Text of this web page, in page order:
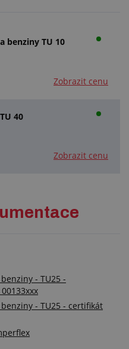
benziny TU 10
Zobrazit cenu
40
Zobrazit cenu
- TU25 -
- TU25 - certifikát